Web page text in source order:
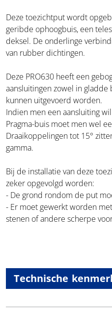
Deze toezichtput wordt
geribde ophoogbuis, een
deksel. De onderlinge
van rubber dichtingen.
Deze PRO630 heeft een
aansluitingen zowel in gladde
kunnen uitgevoerd worden.
Indien men een aansluiting
Pragma-buis moet men wel
Draaikoppelingen tot 15°
gamma.
Bij de installatie van deze
zeker opgevolgd worden:
- De grond rondom de put
- Er moet gewerkt worden
stenen of andere scherpe
Technische